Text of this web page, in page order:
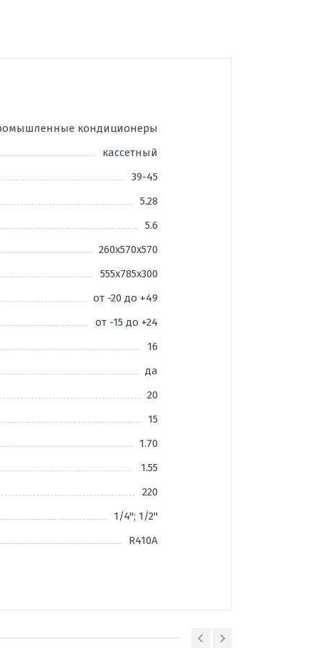
кондиционеры
кассетный
39-45
5.28
5.6
260х570х570
555х785х300
от -20 до +49
от -15 до +24
16
да
20
15
1.70
1.55
220
1/4"; 1/2"
R410A